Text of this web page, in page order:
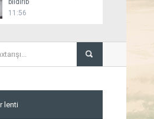
bildirib
11:56
Səfərbərlik Xidmətinin
lenti